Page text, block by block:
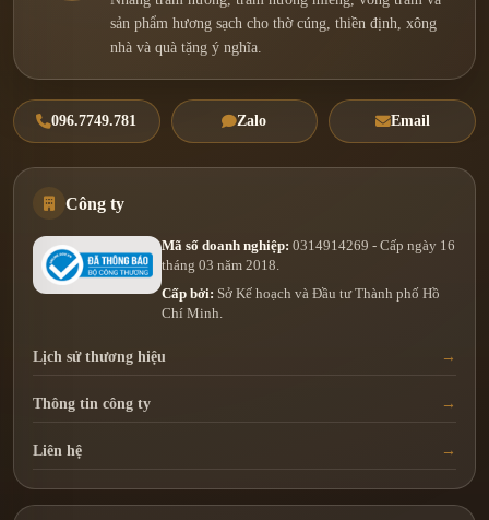
sản phẩm hương sạch cho thờ cúng, thiền định, xông
nhà và quà tặng ý nghĩa.
096.7749.781 Zalo Email
Công ty
Mã số doanh nghiệp: 0314914269 - Cấp ngày 16
tháng 03 năm 2018.
Cấp bởi: Sở Kế hoạch và Đầu tư Thành phố Hồ
Chí Minh.
Lịch sử thương hiệu
Thông tin công ty
Liên hệ